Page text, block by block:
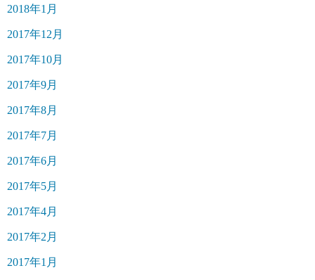
2018年1月
2017年12月
2017年10月
2017年9月
2017年8月
2017年7月
2017年6月
2017年5月
2017年4月
2017年2月
2017年1月